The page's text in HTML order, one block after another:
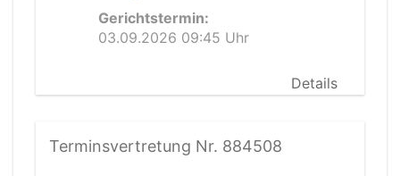
Gerichtstermin:
03.09.2026 09:45 Uhr
Details
Terminsvertretung Nr. 884508